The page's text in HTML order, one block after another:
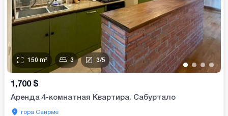
• • • •
150 m² 3 3/5
1,700 $
Аренда 4-комнатная Квартира. Сабуртало
гора Саирме